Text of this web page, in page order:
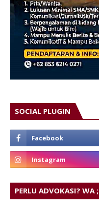
SOCIAL PLUGIN
PERLU ADVOKASI?